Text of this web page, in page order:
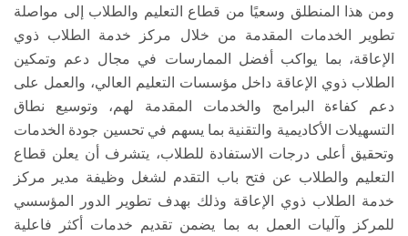
ومن هذا المنطلق وسعيًا من قطاع التعليم والطلاب إلى مواصلة
تطوير الخدمات المقدمة من خلال مركز خدمة الطلاب ذوي
الإعاقة، بما يواكب أفضل الممارسات في مجال دعم وتمكين
الطلاب ذوي الإعاقة داخل مؤسسات التعليم العالي، والعمل على
دعم كفاءة البرامج والخدمات المقدمة لهم، وتوسيع نطاق
التسهيلات الأكاديمية والتقنية بما يسهم في تحسين جودة الخدمات
وتحقيق أعلى درجات الاستفادة للطلاب، يتشرف أن يعلن قطاع
التعليم والطلاب عن فتح باب التقدم لشغل وظيفة مدير مركز
خدمة الطلاب ذوي الإعاقة وذلك بهدف تطوير الدور المؤسسي
للمركز وآليات العمل به بما يضمن تقديم خدمات أكثر فاعلية